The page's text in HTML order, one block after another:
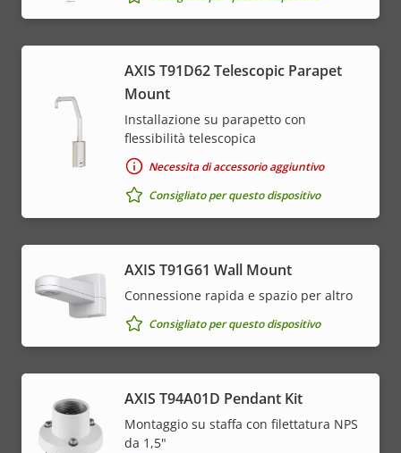
AXIS T91D62 Telescopic Parapet
Mount
Installazione su parapetto con
flessibilità telescopica
Necessita di accessorio aggiuntivo
Consigliato per questo dispositivo
AXIS T91G61 Wall Mount
Connessione rapida e spazio per altro
Consigliato per questo dispositivo
AXIS T94A01D Pendant Kit
Montaggio su staffa con filettatura NPS
da 1,5"